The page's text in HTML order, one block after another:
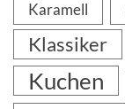
Karamell
Klassiker
Kuchen